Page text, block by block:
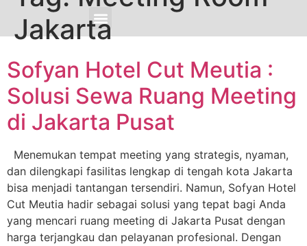
Jakarta
Sofyan Hotel Cut Meutia :
Solusi Sewa Ruang Meeting
di Jakarta Pusat
Menemukan tempat meeting yang strategis, nyaman,
dan dilengkapi fasilitas lengkap di tengah kota Jakarta
bisa menjadi tantangan tersendiri. Namun, Sofyan Hotel
Cut Meutia hadir sebagai solusi yang tepat bagi Anda
yang mencari ruang meeting di Jakarta Pusat dengan
harga terjangkau dan pelayanan profesional. Dengan